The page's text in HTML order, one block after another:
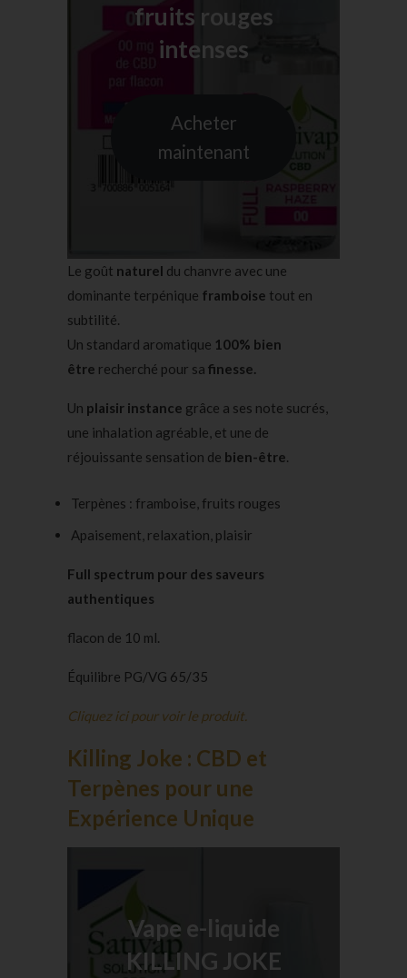
fruits rouges
intenses
Acheter
maintenant
Le goût naturel du chanvre avec une
dominante terpénique framboise tout en
subtilité.
Un standard aromatique 100% bien
être recherché pour sa finesse.
Un plaisir instance grâce a ses note sucrés,
une inhalation agréable, et une de
réjouissante sensation de bien-être.
Terpènes : framboise, fruits rouges
Apaisement, relaxation, plaisir
Full spectrum pour des saveurs
authentiques
flacon de 10 ml.
Équilibre PG/VG 65/35
Cliquez ici pour voir le produit.
Killing Joke : CBD et
Terpènes pour une
Expérience Unique
Vape e-liquide
KILLING JOKE